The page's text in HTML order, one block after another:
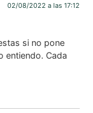
02/08/2022 a las 17:12
si no pone
entiendo. Cada